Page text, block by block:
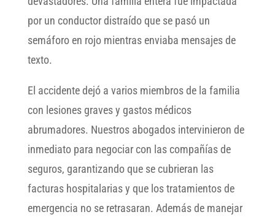
por un conductor distraído que se pasó un
semáforo en rojo mientras enviaba mensajes de
texto.
El accidente dejó a varios miembros de la familia
con lesiones graves y gastos médicos
abrumadores. Nuestros abogados intervinieron de
inmediato para negociar con las compañías de
seguros, garantizando que se cubrieran las
facturas hospitalarias y que los tratamientos de
emergencia no se retrasaran. Además de manejar